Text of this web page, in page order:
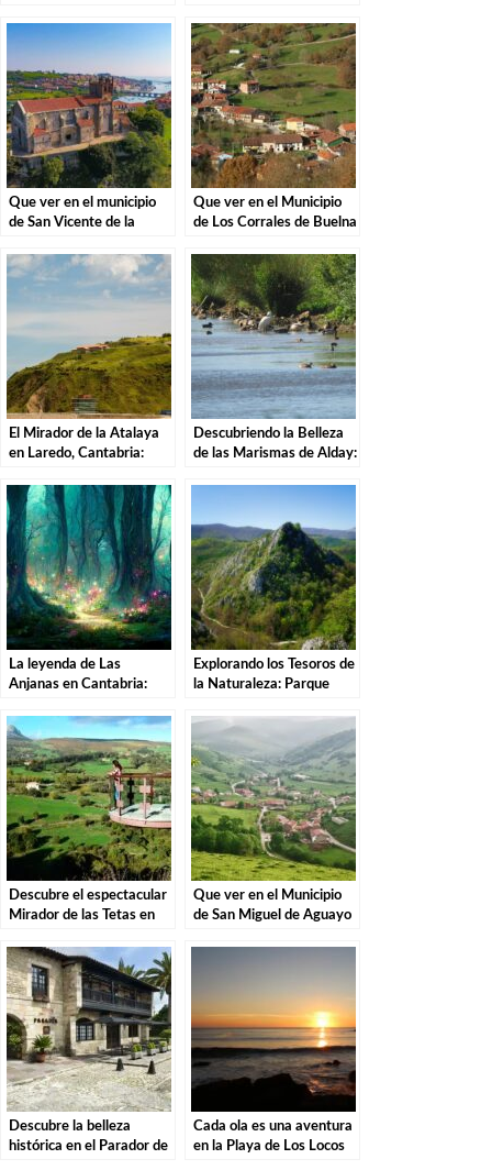
Cantabria.
Que ver en el municipio
de San Vicente de la
Que ver en el Municipio
de Los Corrales de Buelna
El Mirador de la Atalaya
en Laredo, Cantabria:
la Costa Cántabra
Descubriendo la Belleza
de las Marismas de Alday:
La leyenda de Las
Anjanas en Cantabria:
estas misteriosas
criaturas
Explorando los Tesoros de
la Naturaleza: Parque
Nansa en Tudanca.
Descubre el espectacular
Mirador de las Tetas en
imprescindible en
Cantabria
Que ver en el Municipio
de San Miguel de Aguayo
Descubre la belleza
histórica en el Parador de
Cada ola es una aventura
en la Playa de Los Locos